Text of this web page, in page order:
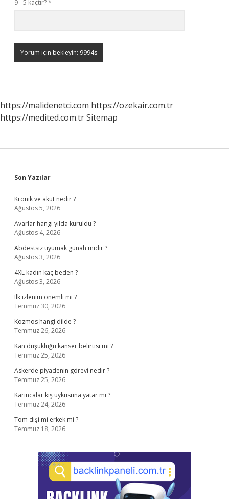
9 - 5 kaçtır?*
https://malidenetci.com https://ozekair.com.tr
https://medited.com.trSitemap
Sidebar
Son Yazılar
Kronik ve akut nedir ?
Ağustos 5, 2026
Avarlar hangi yılda kuruldu ?
Ağustos 4, 2026
Abdestsiz uyumak günah mıdır ?
Ağustos 3, 2026
4XL kadın kaç beden ?
Ağustos 3, 2026
Ilk izlenim önemli mi ?
Temmuz 30, 2026
Kozmos hangi dilde ?
Temmuz 26, 2026
Kan düşüklüğü kanser belirtisi mi ?
Temmuz 25, 2026
Askerde piyadenin görevi nedir ?
Temmuz 25, 2026
Karıncalar kış uykusuna yatar mı ?
Temmuz 24, 2026
Tom dişi mi erkek mi ?
Temmuz 18, 2026